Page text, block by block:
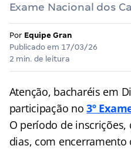
Exame Nacional dos
Por Equipe Gran
Publicado em 17/03/26
2 min. de leitura
Atenção, bacharéis em
participação no3º
O período de
dias, com